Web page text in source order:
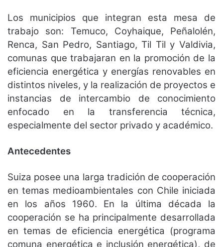
Los municipios que integran esta mesa de
trabajo son: Temuco, Coyhaique, Peñalolén,
Renca, San Pedro, Santiago, Til Til y Valdivia,
comunas que trabajaran en la promoción de la
eficiencia energética y energías renovables en
distintos niveles, y la realización de proyectos e
instancias de intercambio de conocimiento
enfocado en la transferencia técnica,
especialmente del sector privado y académico.
Antecedentes
Suiza posee una larga tradición de cooperación
en temas medioambientales con Chile iniciada
en los años 1960. En la última década la
cooperación se ha principalmente desarrollada
en temas de eficiencia energética (programa
comuna energética e inclusión energética), de